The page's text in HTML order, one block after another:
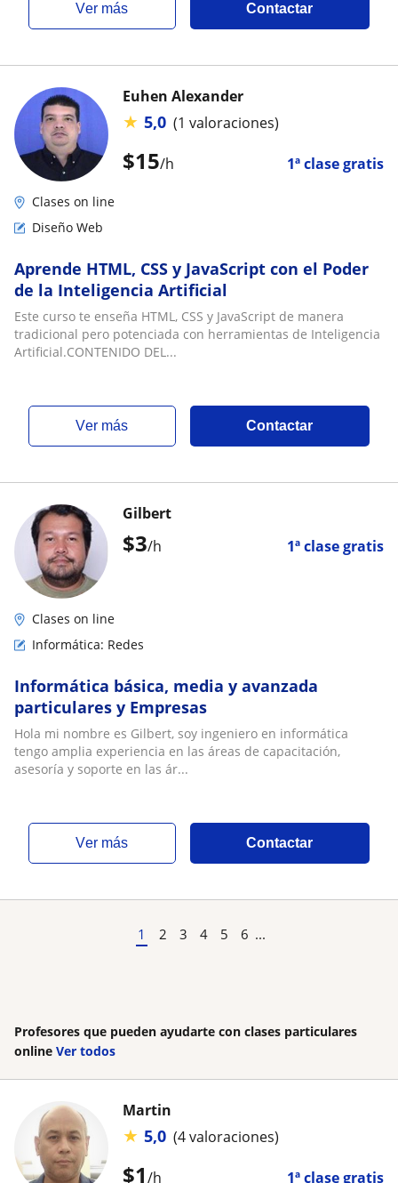
ver más Contactar
$15/h 1ª clase gratis
Euhen Alexander
★ 5,0 (1 valoraciones)
Clases on line
Diseño Web
Aprende HTML, CSS y JavaScript con el Poder
de la Inteligencia Artificial
Este curso te enseña HTML, CSS y JavaScript de manera
tradicional pero potenciada con herramientas de Inteligencia
Artificial.CONTENIDO DEL...
ver más Contactar
$3/h 1ª clase gratis
Gilbert
Clases on line
Informática: Redes
Informática básica, media y avanzada
particulares y Empresas
Hola mi nombre es Gilbert, soy ingeniero en informática
tengo amplia experiencia en las áreas de capacitación,
asesoría y soporte en las ár...
ver más Contactar
1 2 3 4 5 6 ...
Profesores que pueden ayudarte con clases particulares
online Ver todos
$1/h 1ª clase gratis
Martin
★ 5,0 (4 valoraciones)